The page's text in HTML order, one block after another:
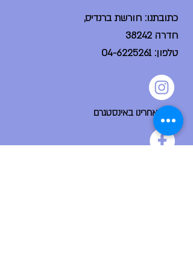
כתובתנו: חורשת ברנדיס,
חדרה 38242
טלפון:04-6225261
עקבו אחרינו באינסטגרם